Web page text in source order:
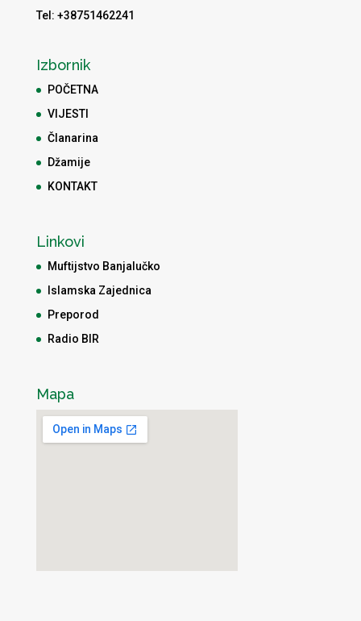
Tel: +38751462241
Izbornik
POČETNA
VIJESTI
Članarina
Džamije
KONTAKT
Linkovi
Muftijstvo Banjalučko
Islamska Zajednica
Preporod
Radio BIR
Mapa